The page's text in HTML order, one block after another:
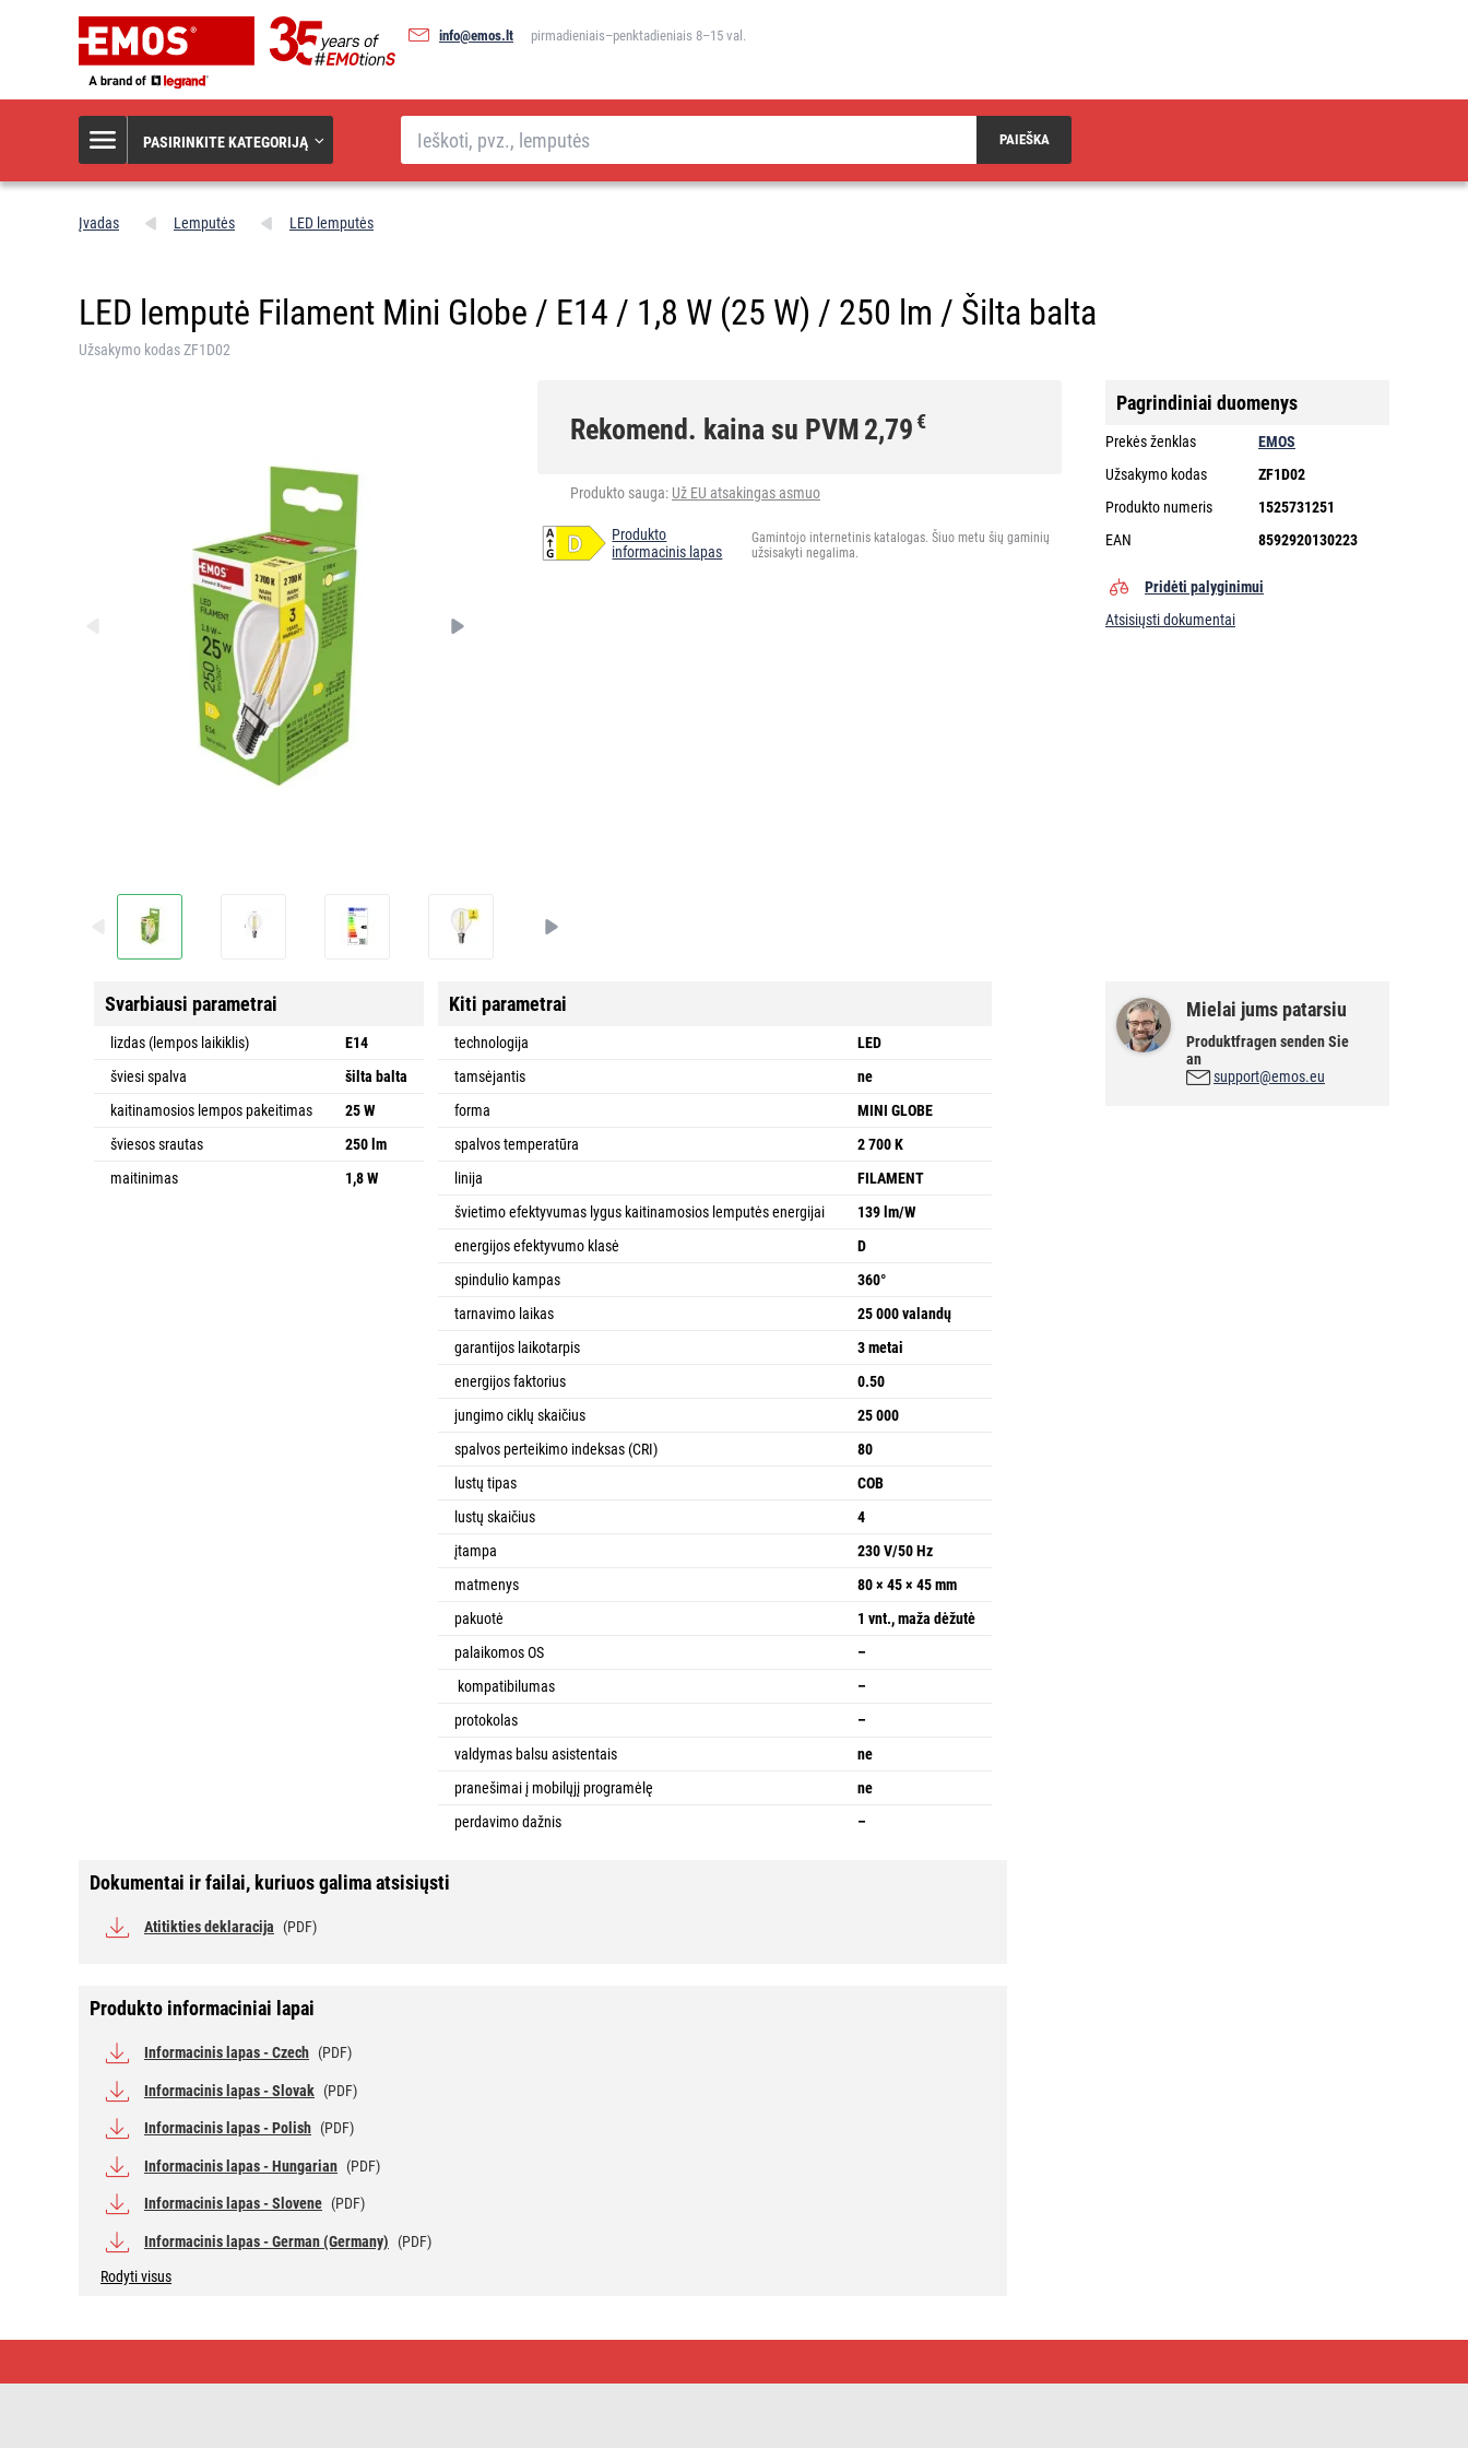
info@emos.lt pirmadieniais–penktadieniais 8–15 val.
PASIRINKITE KATEGORIJĄ
Paieška
PAIEŠKA
Įvadas Lemputės LED lemputės
LED lemputė Filament Mini Globe / E14 / 1,8 W (25 W) / 250 lm / Šilta balta
Užsakymo kodas ZF1D02
Rekomend. kaina su PVM 2,79€
Produkto sauga: Už EU atsakingas asmuo
Produkto
informacinis lapas
Gamintojo internetinis katalogas. Šiuo metu šių gaminių
užsisakyti negalima.
Pagrindiniai duomenys
Prekės ženklas
EMOS
Užsakymo kodas
ZF1D02
Produkto numeris
1525731251
EAN
8592920130223
Pridėti palyginimui
Atsisiųsti dokumentai
Svarbiausi parametrai
lizdas (lempos laikiklis)
E14
šviesi spalva
šilta balta
kaitinamosios lempos pakeitimas
25 W
šviesos srautas
250 lm
maitinimas
1,8 W
Kiti parametrai
technologija
LED
tamsėjantis
ne
forma
MINI GLOBE
spalvos temperatūra
2 700 K
linija
FILAMENT
švietimo efektyvumas lygus kaitinamosios lemputės energijai
139 lm/W
energijos efektyvumo klasė
D
spindulio kampas
360°
tarnavimo laikas
25 000 valandų
garantijos laikotarpis
3 metai
energijos faktorius
0.50
jungimo ciklų skaičius
25 000
spalvos perteikimo indeksas (CRI)
80
lustų tipas
COB
lustų skaičius
4
įtampa
230 V/50 Hz
matmenys
80 × 45 × 45 mm
pakuotė
1 vnt., maža dėžutė
palaikomos OS
–
kompatibilumas
–
protokolas
–
valdymas balsu asistentais
ne
pranešimai į mobilųjį programėlę
ne
perdavimo dažnis
–
Dokumentai ir failai, kuriuos galima atsisiųsti
Atitikties deklaracija (PDF)
Produkto informaciniai lapai
Informacinis lapas - Czech (PDF)
Informacinis lapas - Slovak (PDF)
Informacinis lapas - Polish (PDF)
Informacinis lapas - Hungarian (PDF)
Informacinis lapas - Slovene (PDF)
Informacinis lapas - German (Germany) (PDF)
Rodyti visus
Mielai jums patarsiu
Produktfragen senden Sie
an
support@emos.eu
Filament